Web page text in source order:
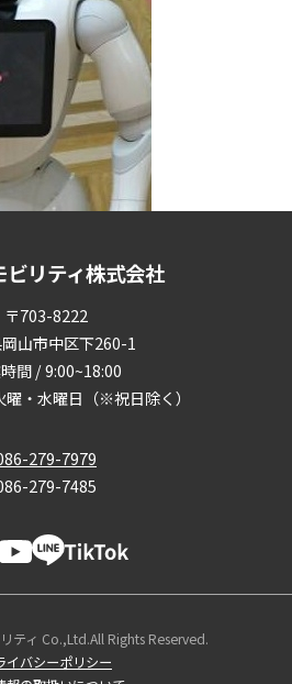
ビリティ株式会社
〒703-8222
山市中区下260-1
間 / 9:00~18:00
・水曜日（※祝日除く）
279-7979
279-7485
ティ Co.,Ltd.All Rights Reserved.
イバシーポリシー